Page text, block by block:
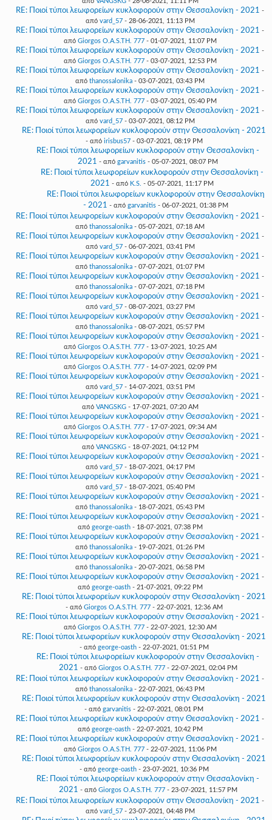
RE: Ποιοί τύποι λεωφορείων κυκλοφορούν στην Θεσσαλονίκη - 2021 -
από vard_57- 28-06-2021, 11:13 PM
RE: Ποιοί τύποι λεωφορείων κυκλοφορούν στην Θεσσαλονίκη - 2021 -
από Giorgos O.A.S.TH. 777- 01-07-2021, 11:07 PM
RE: Ποιοί τύποι λεωφορείων κυκλοφορούν στην Θεσσαλονίκη - 2021 -
από Giorgos O.A.S.TH. 777- 03-07-2021, 12:53 PM
RE: Ποιοί τύποι λεωφορείων κυκλοφορούν στην Θεσσαλονίκη - 2021 -
από thanossalonika - 03-07-2021, 03:43 PM
RE: Ποιοί τύποι λεωφορείων κυκλοφορούν στην Θεσσαλονίκη - 2021 -
από Giorgos O.A.S.TH. 777- 03-07-2021, 05:40 PM
RE: Ποιοί τύποι λεωφορείων κυκλοφορούν στην Θεσσαλονίκη - 2021 -
από vard_57- 03-07-2021, 08:12 PM
RE: Ποιοί τύποι λεωφορείων κυκλοφορούν στην Θεσσαλονίκη - 2021
- από irisbus57- 03-07-2021, 08:19 PM
RE: Ποιοί τύποι λεωφορείων κυκλοφορούν στην Θεσσαλονίκη -
2021 - από garvanitis - 05-07-2021, 08:07 PM
RE: Ποιοί τύποι λεωφορείων κυκλοφορούν στην Θεσσαλονίκη -
2021 - από K.S. - 05-07-2021, 11:17 PM
RE: Ποιοί τύποι λεωφορείων κυκλοφορούν στην Θεσσαλονίκη
- 2021 - από garvanitis - 06-07-2021, 01:38 PM
RE: Ποιοί τύποι λεωφορείων κυκλοφορούν στην Θεσσαλονίκη - 2021 -
από thanossalonika - 05-07-2021, 07:18 AM
RE: Ποιοί τύποι λεωφορείων κυκλοφορούν στην Θεσσαλονίκη - 2021 -
από vard_57- 06-07-2021, 03:41 PM
RE: Ποιοί τύποι λεωφορείων κυκλοφορούν στην Θεσσαλονίκη - 2021 -
από thanossalonika - 07-07-2021, 01:07 PM
RE: Ποιοί τύποι λεωφορείων κυκλοφορούν στην Θεσσαλονίκη - 2021 -
από thanossalonika - 07-07-2021, 07:18 PM
RE: Ποιοί τύποι λεωφορείων κυκλοφορούν στην Θεσσαλονίκη - 2021 -
από vard_57- 08-07-2021, 03:27 PM
RE: Ποιοί τύποι λεωφορείων κυκλοφορούν στην Θεσσαλονίκη - 2021 -
από thanossalonika - 08-07-2021, 05:57 PM
RE: Ποιοί τύποι λεωφορείων κυκλοφορούν στην Θεσσαλονίκη - 2021 -
από Giorgos O.A.S.TH. 777- 13-07-2021, 10:25 AM
RE: Ποιοί τύποι λεωφορείων κυκλοφορούν στην Θεσσαλονίκη - 2021 -
από Giorgos O.A.S.TH. 777- 14-07-2021, 02:09 PM
RE: Ποιοί τύποι λεωφορείων κυκλοφορούν στην Θεσσαλονίκη - 2021 -
από vard_57- 14-07-2021, 03:51 PM
RE: Ποιοί τύποι λεωφορείων κυκλοφορούν στην Θεσσαλονίκη - 2021 -
από VANGSKG- 17-07-2021, 07:20 AM
RE: Ποιοί τύποι λεωφορείων κυκλοφορούν στην Θεσσαλονίκη - 2021 -
από Giorgos O.A.S.TH. 777- 17-07-2021, 09:34 AM
RE: Ποιοί τύποι λεωφορείων κυκλοφορούν στην Θεσσαλονίκη - 2021 -
από VANGSKG- 18-07-2021, 04:12 PM
RE: Ποιοί τύποι λεωφορείων κυκλοφορούν στην Θεσσαλονίκη - 2021 -
από vard_57- 18-07-2021, 04:17 PM
RE: Ποιοί τύποι λεωφορείων κυκλοφορούν στην Θεσσαλονίκη - 2021 -
από vard_57- 18-07-2021, 05:40 PM
RE: Ποιοί τύποι λεωφορείων κυκλοφορούν στην Θεσσαλονίκη - 2021 -
από thanossalonika - 18-07-2021, 05:43 PM
RE: Ποιοί τύποι λεωφορείων κυκλοφορούν στην Θεσσαλονίκη - 2021 -
από george-oasth- 18-07-2021, 07:38 PM
RE: Ποιοί τύποι λεωφορείων κυκλοφορούν στην Θεσσαλονίκη - 2021 -
από thanossalonika - 19-07-2021, 01:26 PM
RE: Ποιοί τύποι λεωφορείων κυκλοφορούν στην Θεσσαλονίκη - 2021 -
από thanossalonika - 20-07-2021, 06:58 PM
RE: Ποιοί τύποι λεωφορείων κυκλοφορούν στην Θεσσαλονίκη - 2021 -
από george-oasth- 21-07-2021, 09:22 PM
RE: Ποιοί τύποι λεωφορείων κυκλοφορούν στην Θεσσαλονίκη - 2021
- από Giorgos O.A.S.TH. 777- 22-07-2021, 12:36 AM
RE: Ποιοί τύποι λεωφορείων κυκλοφορούν στην Θεσσαλονίκη - 2021 -
από Giorgos O.A.S.TH. 777- 22-07-2021, 12:30 AM
RE: Ποιοί τύποι λεωφορείων κυκλοφορούν στην Θεσσαλονίκη - 2021
- από george-oasth- 22-07-2021, 01:51 PM
RE: Ποιοί τύποι λεωφορείων κυκλοφορούν στην Θεσσαλονίκη -
2021 - από Giorgos O.A.S.TH. 777- 22-07-2021, 02:04 PM
RE: Ποιοί τύποι λεωφορείων κυκλοφορούν στην Θεσσαλονίκη - 2021 -
από thanossalonika - 22-07-2021, 06:43 PM
RE: Ποιοί τύποι λεωφορείων κυκλοφορούν στην Θεσσαλονίκη - 2021
- από garvanitis - 22-07-2021, 08:01 PM
RE: Ποιοί τύποι λεωφορείων κυκλοφορούν στην Θεσσαλονίκη - 2021 -
από george-oasth- 22-07-2021, 10:42 PM
RE: Ποιοί τύποι λεωφορείων κυκλοφορούν στην Θεσσαλονίκη - 2021 -
από Giorgos O.A.S.TH. 777- 22-07-2021, 11:06 PM
RE: Ποιοί τύποι λεωφορείων κυκλοφορούν στην Θεσσαλονίκη - 2021
- από george-oasth- 23-07-2021, 10:36 PM
RE: Ποιοί τύποι λεωφορείων κυκλοφορούν στην Θεσσαλονίκη -
2021 - από Giorgos O.A.S.TH. 777- 23-07-2021, 11:57 PM
RE: Ποιοί τύποι λεωφορείων κυκλοφορούν στην Θεσσαλονίκη - 2021 -
από vard_57- 23-07-2021, 04:48 PM